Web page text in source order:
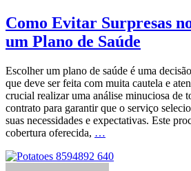
Como Evitar Surpresas
um Plano de Saúde
Escolher um plano de saúde é uma
que deve ser feita com muita cautela e
crucial realizar uma análise minuciosa de
contrato para garantir que o serviço
suas necessidades e expectativas. Este
cobertura oferecida, …